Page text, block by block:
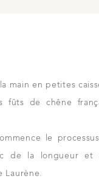
main en petites
fûts de chêne
le
de la longueur et
Laurène.